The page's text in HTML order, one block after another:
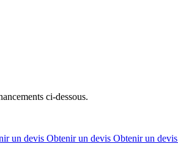
ci-dessous.
un devis Obtenir un devis Obtenir un devis